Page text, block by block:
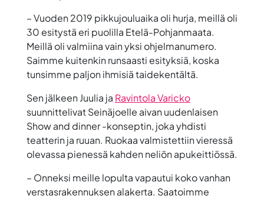
– Vuoden 2019 pikkujouluaika oli hurja, meillä oli
30 esitystä eri puolilla Etelä-Pohjanmaata.
Meillä oli valmiina vain yksi ohjelmanumero.
Saimme kuitenkin runsaasti esityksiä, koska
tunsimme paljon ihmisiä taidekentältä.
Sen jälkeen Juulia ja Ravintola Varicko
suunnittelivat Seinäjoelle aivan uudenlaisen
Show and dinner -konseptin, joka yhdisti
teatterin ja ruuan. Ruokaa valmistettiin vieressä
olevassa pienessä kahden neliön apukeittiössä.
– Onneksi meille lopulta vapautui koko vanhan
verstasrakennuksen alakerta. Saatoimme